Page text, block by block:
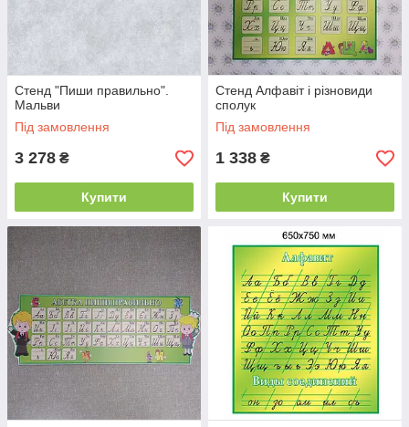
Стенд "Пиши правильно".
Мальви
Під замовлення
3 278 ₴
Купити
Стенд Алфавіт і різновиди
сполук
Під замовлення
1 338 ₴
Купити